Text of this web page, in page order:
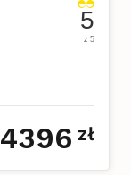
5
z 5
4396 zł